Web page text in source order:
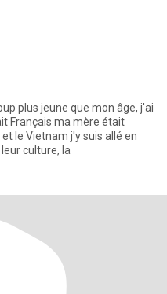
plus jeune que mon âge, j'ai
Français ma mère était
le Vietnam j'y suis allé en
culture, la